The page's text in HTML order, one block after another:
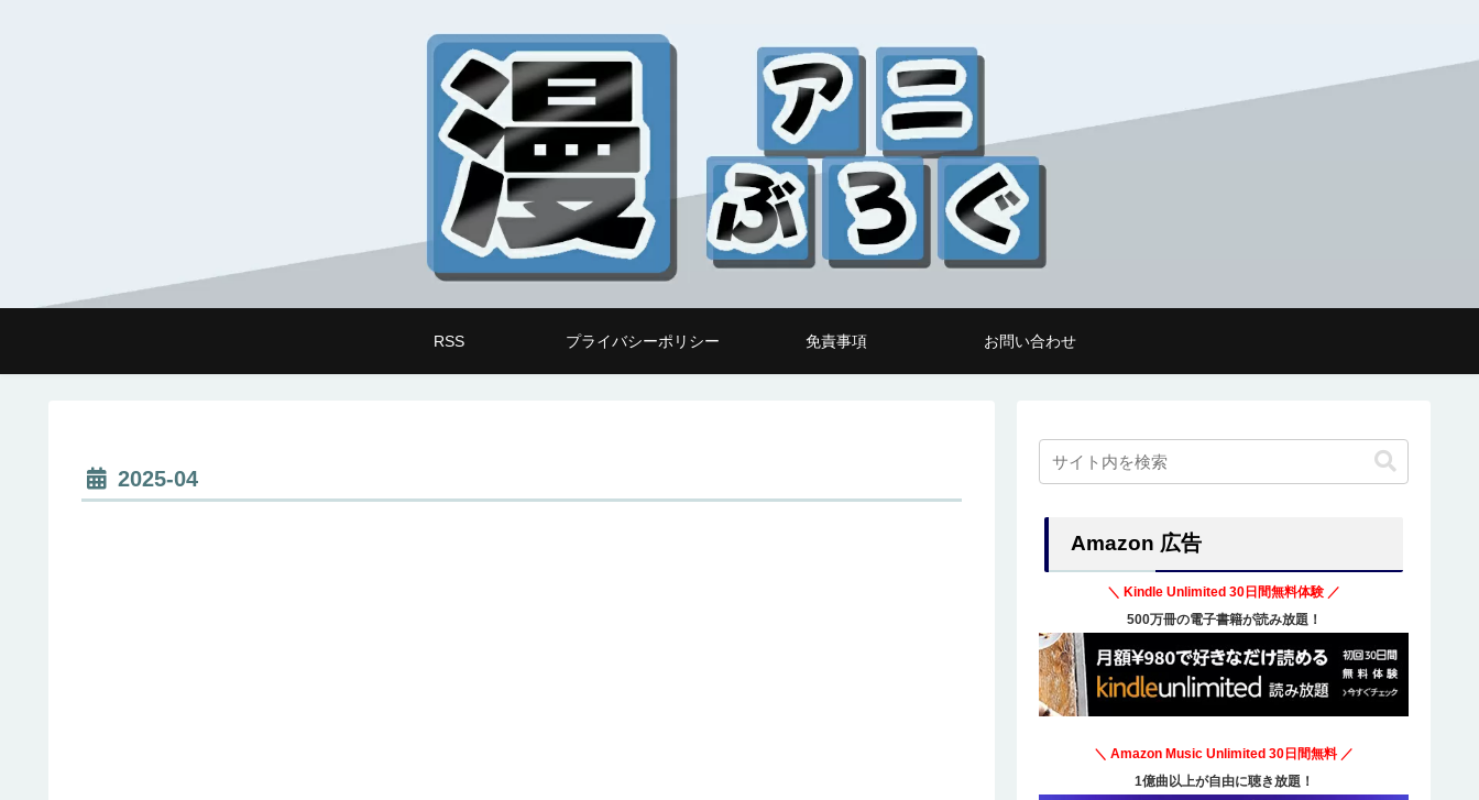
RSS プライバシーポリシー 免責事項 お問い合わせ
2025-04
Amazon 広告
＼ Kindle Unlimited 30日間無料体験 ／
500万冊の電子書籍が読み放題！
＼ Amazon Music Unlimited 30日間無料 ／
1億曲以上が自由に聴き放題！